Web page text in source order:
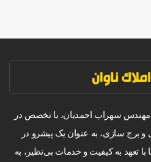
مهندس سهراب احمدیان، با تخصص در
برج سازی، به عنوان یک پیشرو در
تعهد به کیفیت و خدمات بی‌نظیر، به